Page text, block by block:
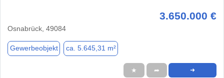
3.650.000 €
Osnabrück, 49084
Gewerbeobjekt ca. 5.645,31 m²
★ ➦ ➜